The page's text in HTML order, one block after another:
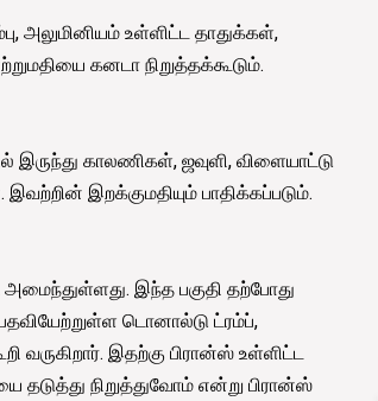
அலுமினியம் உள்ளிட்ட தாதுக்கள்,
கனடா நிறுத்தக்கூடும்.
இருந்து காலணிகள், ஜவுளி, விளையாட்டு
இறக்குமதியும் பாதிக்கப்படும்.
இந்த பகுதி தற்போது
பதவியேற்றுள்ள டொனால்டு ட்ரம்ப்,
இதற்கு பிரான்ஸ் உள்ளிட்ட
தடுத்து நிறுத்துவோம் என்று பிரான்ஸ்